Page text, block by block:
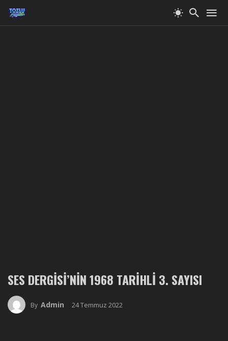
SES DERGISI’NIN 1968 TARIHLI 3. SAYISI
By Admin 24 Temmuz 2022